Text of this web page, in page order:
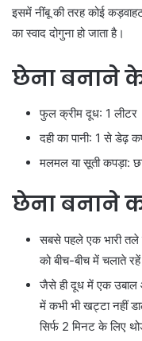
इसमें नींबू की तरह कोई
का स्वाद दोगुना हो जाता है।
छेना बनाने के
फुल क्रीम दूध: 1 लीटर
दही का पानी: 1 से डेढ़
मलमल या सूती कपड़ा:
छेना बनाने
सबसे पहले एक भारी
को बीच-बीच में चलाते
जैसे ही दूध में एक
में कभी भी खट्टा नहीं
सिर्फ 2 मिनट के लिए